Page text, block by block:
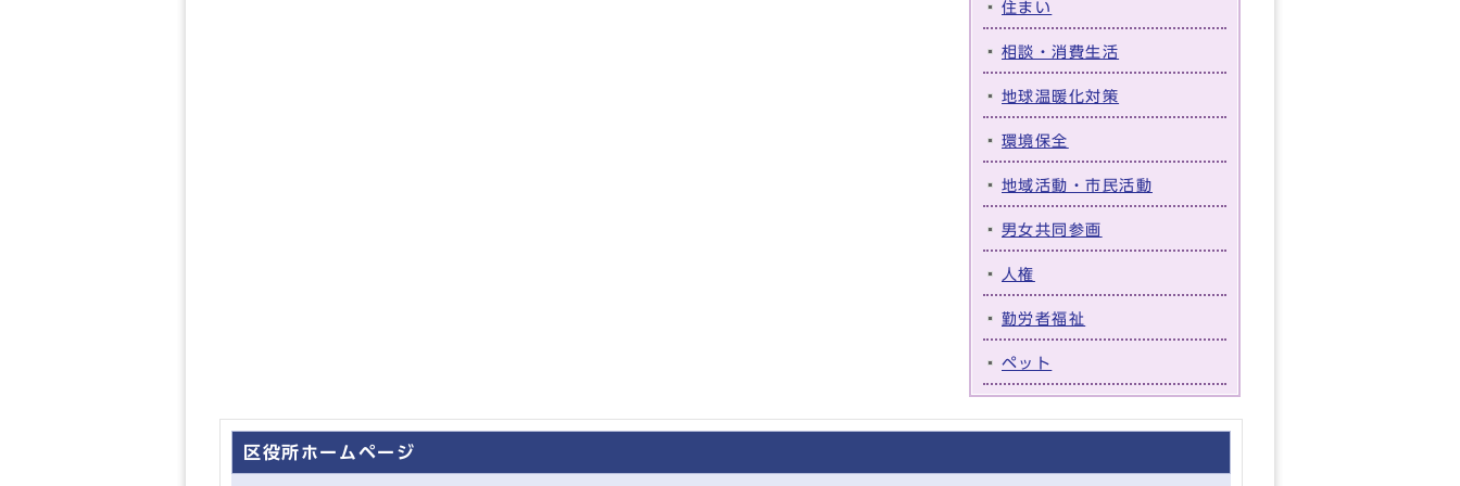
住まい
相談・消費生活
地球温暖化対策
環境保全
地域活動・市民活動
男女共同参画
人権
勤労者福祉
ペット
区役所ホームページ